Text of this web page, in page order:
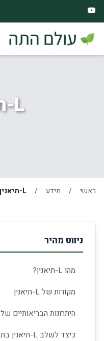
L-תיאנין
ראשי / מידע / L-תיאנין
ניווט מהיר
מהו L-תיאנין?
מקורות של L-תיאנין
היתרונות הבריאותיים של L-תיאנין
כיצד לשלב L-תיאנין בתזונה שלך